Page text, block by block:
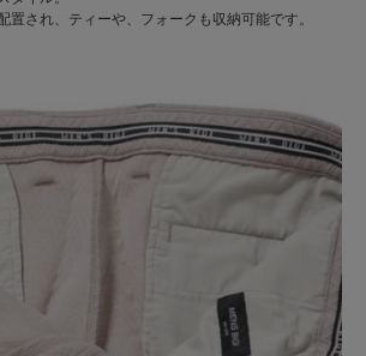
置され、ティーや、フォークも収納可能です。